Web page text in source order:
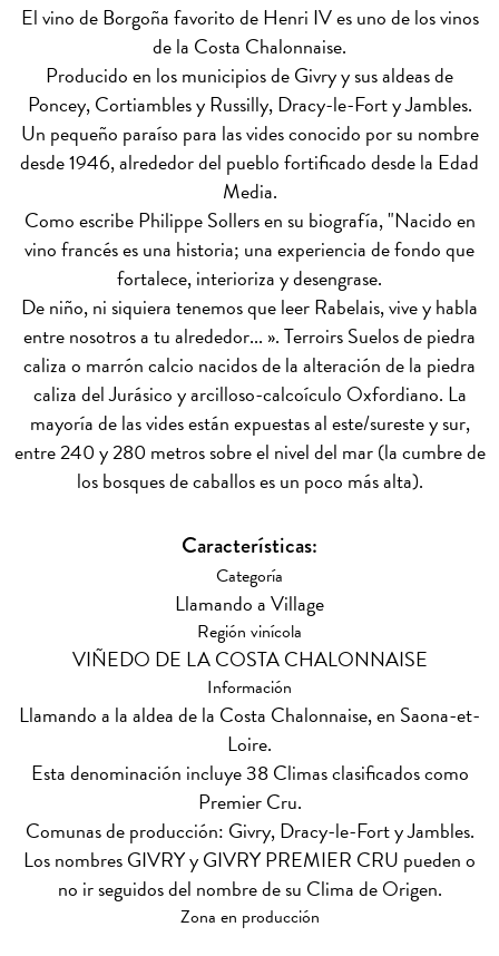
El vino de Borgoña favorito de Henri IV es uno de los vinos
de la Costa Chalonnaise.
Producido en los municipios de Givry y sus aldeas de
Poncey, Cortiambles y Russilly, Dracy-le-Fort y Jambles.
Un pequeño paraíso para las vides conocido por su nombre
desde 1946, alrededor del pueblo fortificado desde la Edad
Media.
Como escribe Philippe Sollers en su biografía, "Nacido en
vino francés es una historia; una experiencia de fondo que
fortalece, interioriza y desengrase.
De niño, ni siquiera tenemos que leer Rabelais, vive y habla
entre nosotros a tu alrededor... ».TerroirsSuelos de piedra
caliza o marrón calcio nacidos de la alteración de la piedra
caliza del Jurásico y arcilloso-calcoículo Oxfordiano. La
mayoría de las vides están expuestas al este/sureste y sur,
entre 240 y 280 metros sobre el nivel del mar (la cumbre de
los bosques de caballos es un poco más alta).
Características:
Categoría
Llamando a Village
Región vinícola
VIÑEDO DE LA COSTA CHALONNAISE
Información
Llamando a la aldea de la Costa Chalonnaise, en Saona-et-
Loire.
Esta denominación incluye 38 Climas clasificados como
Premier Cru.
Comunas de producción: Givry, Dracy-le-Fort y Jambles.
Los nombres GIVRY y GIVRY PREMIER CRU pueden o
no ir seguidos del nombre de su Clima de Origen.
Zona en producción